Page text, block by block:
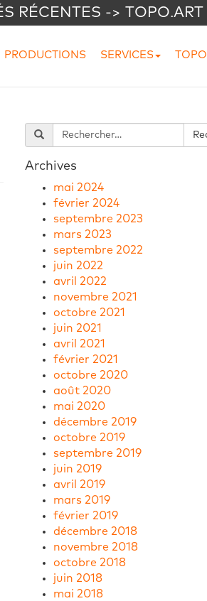
RÉCENTES -> TOPO.ART
PRODUCTIONS SERVICES TOPO
Archives
mai 2024
février 2024
septembre 2023
mars 2023
septembre 2022
juin 2022
avril 2022
novembre 2021
octobre 2021
juin 2021
avril 2021
février 2021
octobre 2020
août 2020
mai 2020
décembre 2019
octobre 2019
septembre 2019
juin 2019
avril 2019
mars 2019
février 2019
décembre 2018
novembre 2018
octobre 2018
juin 2018
mai 2018